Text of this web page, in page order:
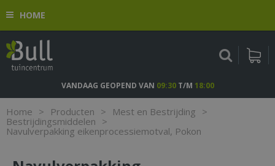
n
o
HOME
Home > Producten > Mest en Bestrijding >
Bestrijdingsmiddelen >
Navulverpakking eikenprocessiemotval, Pokon
VANDAAG GEOPEND VAN 09:30T/M 18:00